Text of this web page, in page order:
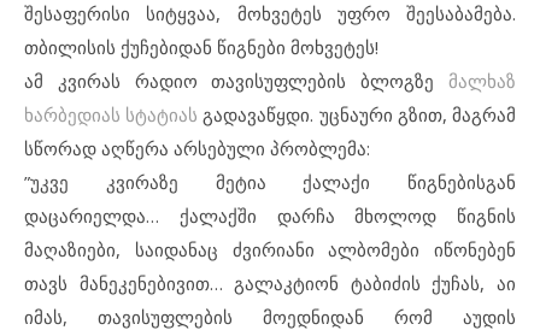
შესაფერისი სიტყვაა, მოხვეტეს უფრო შეესაბამება.
თბილისის ქუჩებიდან წიგნები მოხვეტეს!
ამ კვირას რადიო თავისუფლების ბლოგზე მალხაზ
ხარბედიას სტატიასგადავაწყდი. უცნაური გზით, მაგრამ
სწორად აღწერა არსებული პრობლემა:
”უკვე კვირაზე მეტია ქალაქი წიგნებისგან
დაცარიელდა… ქალაქში დარჩა მხოლოდ წიგნის
მაღაზიები, საიდანაც ძვირიანი ალბომები იწონებენ
თავს მანეკენებივით… გალაკტიონ ტაბიძის ქუჩას, აი
იმას, თავისუფლების მოედნიდან რომ აუდის